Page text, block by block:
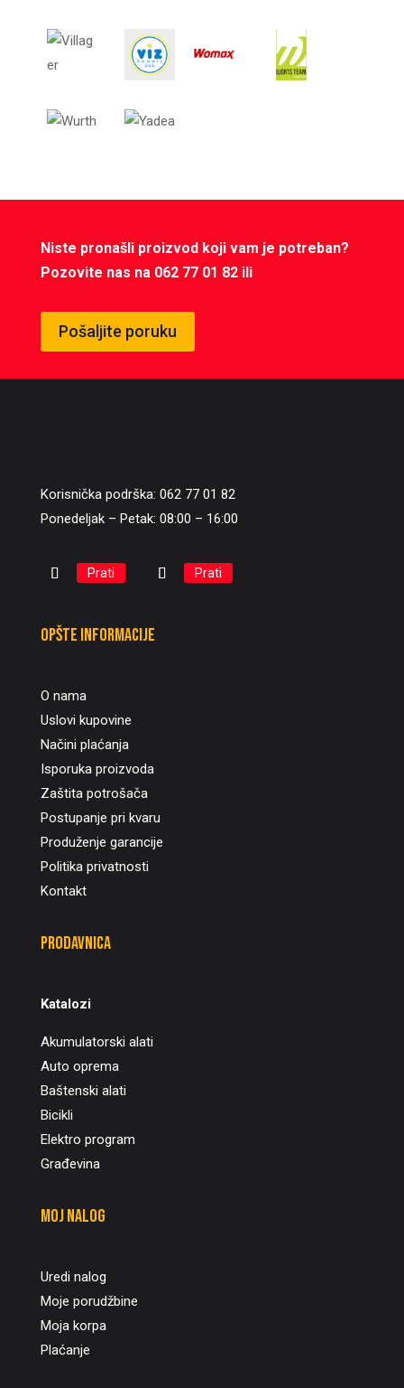
Niste pronašli proizvod koji vam je potreban?
Pozovite nas na 062 77 01 82 ili
Pošaljite poruku
Korisnička podrška: 062 77 01 82
Ponedeljak – Petak: 08:00 – 16:00
Prati Prati
Opšte informacije
O nama
Uslovi kupovine
Načini plaćanja
Isporuka proizvoda
Zaštita potrošača
Postupanje pri kvaru
Produženje garancije
Politika privatnosti
Kontakt
Prodavnica
Katalozi
Akumulatorski alati
Auto oprema
Baštenski alati
Bicikli
Elektro program
Građevina
Moj nalog
Uredi nalog
Moje porudžbine
Moja korpa
Plaćanje